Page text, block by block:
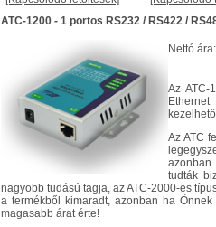
ATC-1200 - 1 portos RS232 / RS422 /
Nettó ára:
Az
Az ATC
tudták
nagyobb tudású tagja, az ATC-2000-es
a termékből kimaradt, azonban ha
magasabb árat érte!